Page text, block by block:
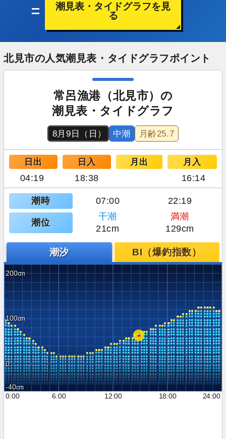
潮見表・タイドグラフを見
る
北見市の人気潮見表・タイドグラフポイント
常呂漁港（北見市）の
潮見表・タイドグラフ
8月9日（日） 中潮 月齢25.7
日出 日入 月出 月入
04:19 18:38 16:14
潮時 07:00 22:19
潮位
干潮
満潮
21cm
129cm
潮汐 BI（爆釣指数）
200
100
0
-40
0:00
6:00 12:00 18:00 24:00